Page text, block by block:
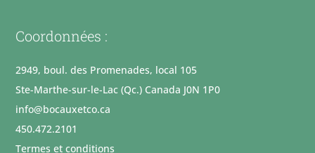
Coordonnées :
2949, boul. des Promenades, local 105
Ste-Marthe-sur-le-Lac (Qc.) Canada J0N 1P0
info@bocauxetco.ca
450.472.2101
Termes et conditions